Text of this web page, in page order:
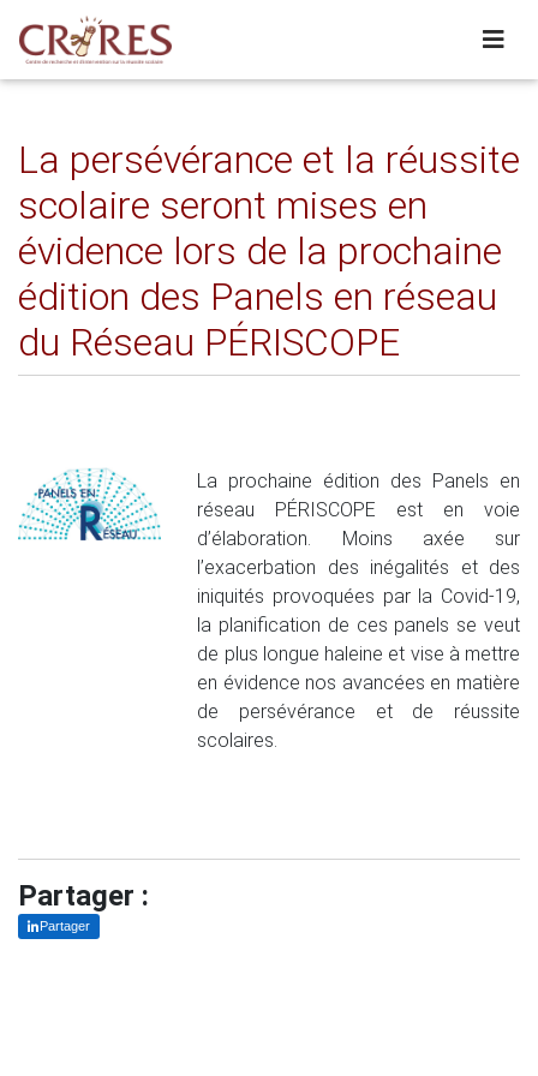
La persévérance et la réussite
scolaire seront mises en
évidence lors de la prochaine
édition des Panels en réseau
du Réseau PÉRISCOPE
La prochaine édition des Panels en
réseau PÉRISCOPE est en voie
d’élaboration. Moins axée sur
l’exacerbation des inégalités et des
iniquités provoquées par la Covid-19,
la planification de ces panels se veut
de plus longue haleine et vise à mettre
en évidence nos avancées en matière
de persévérance et de réussite
scolaires.
Partager :
Partager